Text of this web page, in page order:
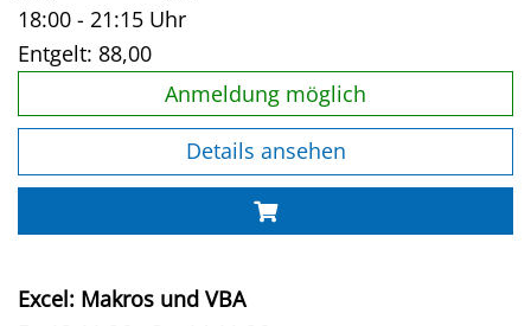
18:00 - 21:15 Uhr
Entgelt: 88,00
Anmeldung möglich
Details ansehen
Excel: Makros und VBA